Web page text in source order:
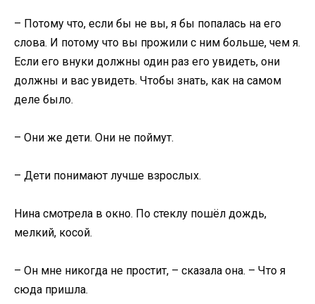
– Потому что, если бы не вы, я бы попалась на его
слова. И потому что вы прожили с ним больше, чем я.
Если его внуки должны один раз его увидеть, они
должны и вас увидеть. Чтобы знать, как на самом
деле было.
– Они же дети. Они не поймут.
– Дети понимают лучше взрослых.
Нина смотрела в окно. По стеклу пошёл дождь,
мелкий, косой.
– Он мне никогда не простит, – сказала она. – Что я
сюда пришла.